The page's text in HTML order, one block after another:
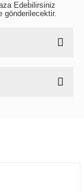
Edebilirsiniz
gönderilecektir.